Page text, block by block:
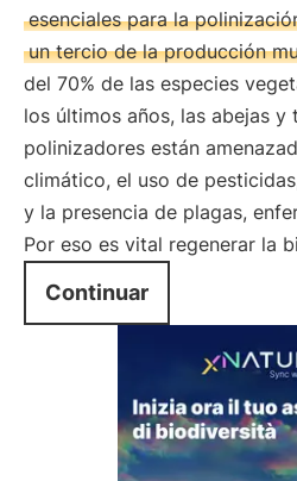
esenciales para la
un tercio de la producción
del 70% de las especies
los últimos años, las abejas y
polinizadores están
climático, el uso de
y la presencia de plagas,
Por eso es vital regenerar la
Continuar